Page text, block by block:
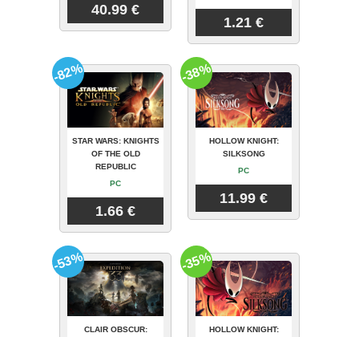
40.99 €
1.21 €
STAR WARS: KNIGHTS
OF THE OLD
REPUBLIC
PC
1.66 €
-82%
HOLLOW KNIGHT:
SILKSONG
PC
11.99 €
-38%
CLAIR OBSCUR:
-53%
HOLLOW KNIGHT:
-35%